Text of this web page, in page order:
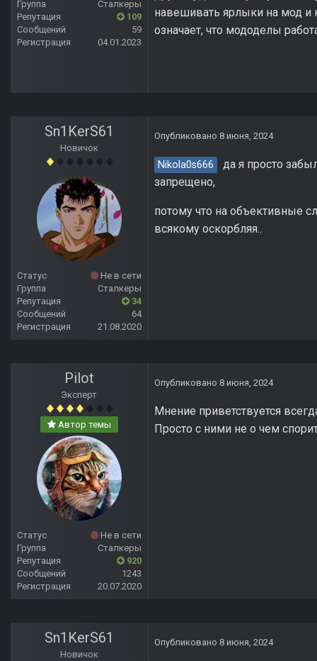
Группа
Сталкеры
Репутация
109
Сообщений
59
Регистрация
04.01.2023
навешивать ярлыки на мод и
означает, что мододелы
Sn1KerS61
Новичок
Статус
Не в сети
Группа
Сталкеры
Репутация
34
Сообщений
64
Регистрация
21.08.2020
Опубликовано 8 июня, 2024
Nikola0s666
да я просто
запрещено,
потому что на объективные
всякому оскорбляя..
Pilot
Эксперт
Автор темы
Статус
Не в сети
Группа
Сталкеры
Репутация
920
Сообщений
1243
Регистрация
20.07.2020
Опубликовано 8 июня, 2024
Мнение приветствуется
Просто с ними не о чем
Sn1KerS61
Новичок
Опубликовано 8 июня, 2024